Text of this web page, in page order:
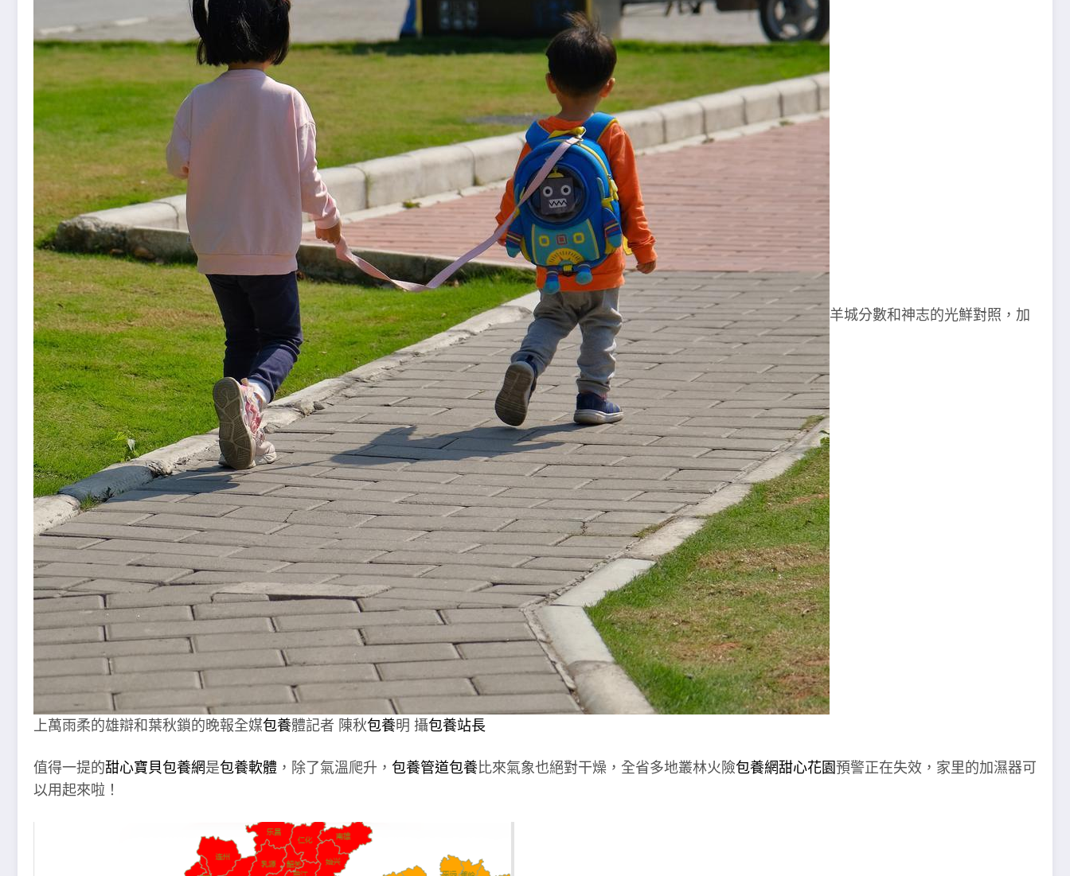
羊城分數和神志的光鮮對照，加
上萬雨柔的雄辯和葉秋鎖的晚報全媒包養體記者 陳秋包養明 攝包養站長
值得一提的甜心寶貝包養網是包養軟體 ，除了氣溫爬升， 包養管道包養比來氣象也絕對干燥，全省多地叢林火險包養網甜心花園預警正在失效，家里的加濕器可
以用起來啦！